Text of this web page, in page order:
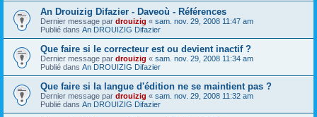
An Drouizig Difazier - Daveoù - Références
Dernier message par drouizig « sam. nov. 29, 2008 11:47 am
Publié dans An DROUIZIG Difazier
Que faire si le correcteur est ou devient inactif ?
Dernier message par drouizig « sam. nov. 29, 2008 11:34 am
Publié dans An DROUIZIG Difazier
Que faire si la langue d'édition ne se maintient pas ?
Dernier message par drouizig « sam. nov. 29, 2008 11:32 am
Publié dans An DROUIZIG Difazier